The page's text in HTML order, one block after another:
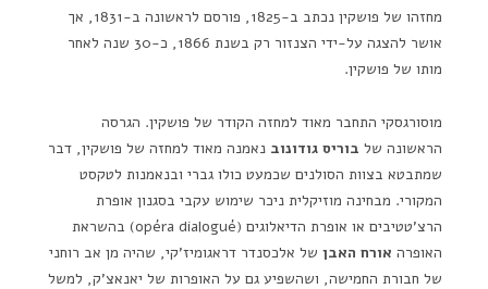
מחזהו של פושקין נכתב ב-1825, פורסם לראשונה ב-1831, אך
אושר להצגה על-ידי הצנזור רק בשנת 1866, כ-30 שנה לאחר
מותו של פושקין.
מוסורגסקי התחבר מאוד למחזה הקודר של פושקין. הגרסה
הראשונה של בוריס גודונוב נאמנה מאוד למחזה של פושקין, דבר
שמתבטא בצוות הסולנים שכמעט כולו גברי ובנאמנות לטקסט
המקורי. מבחינה מוזיקלית ניכר שימוש עקבי בסגנון אופרת
הרצ'טטיבים או אופרת הדיאלוגים (opéra dialogué) בהשראת
האופרה אורח האבן של אלכסנדר דראגומיז'קי, שהיה מן אב רוחני
של חבורת החמישה, ושהשפיע גם על האופרות של יאנאצ'ק, למשל